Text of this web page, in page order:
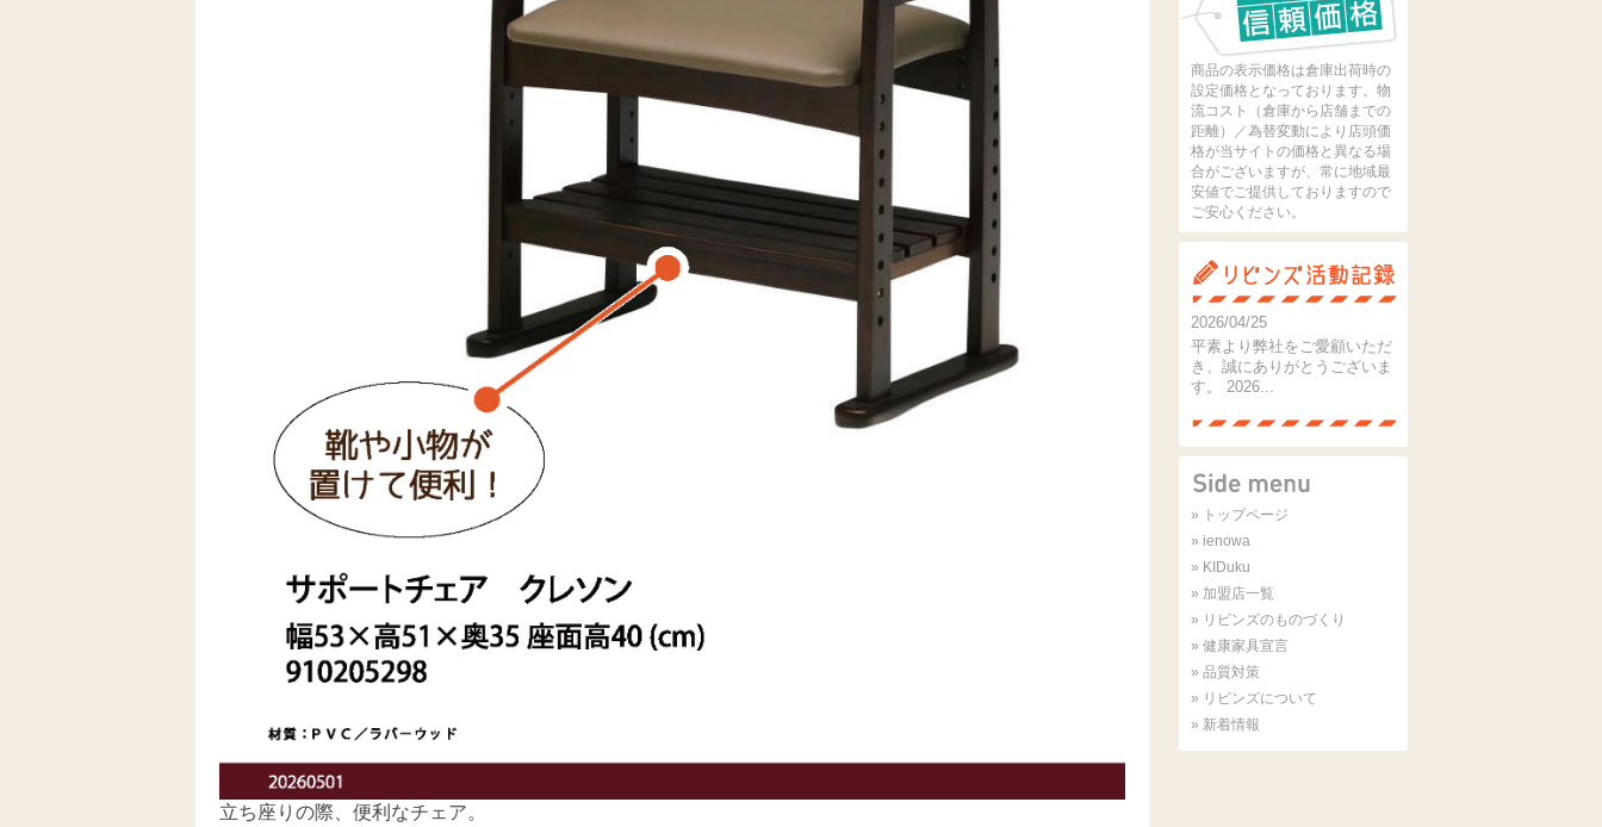
立ち座りの際、便利なチェア。
商品の表示価格は倉庫出荷時の
設定価格となっております。物
流コスト（倉庫から店舗までの
距離）／為替変動により店頭価
格が当サイトの価格と異なる場
合がございますが、常に地域最
安値でご提供しておりますので
ご安心ください。
2026/04/25
平素より弊社をご愛顧いただ
き、誠にありがとうございま
す。 2026...
» トップページ
» ienowa
» KIDuku
» 加盟店一覧
» リビンズのものづくり
» 健康家具宣言
» 品質対策
» リビンズについて
» 新着情報